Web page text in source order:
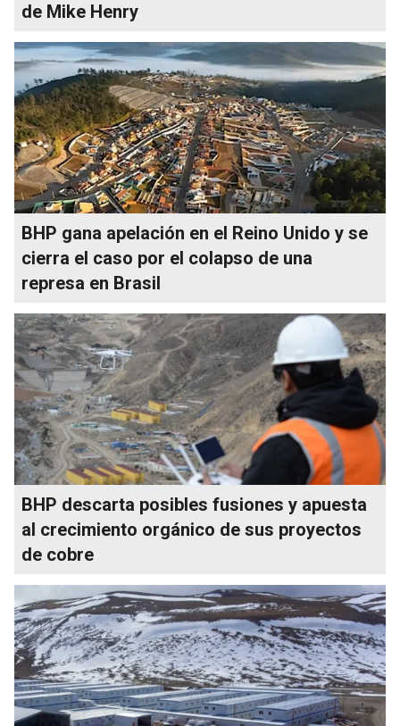
de Mike Henry
BHP gana apelación en el Reino Unido y se
cierra el caso por el colapso de una
represa en Brasil
BHP descarta posibles fusiones y apuesta
al crecimiento orgánico de sus proyectos
de cobre